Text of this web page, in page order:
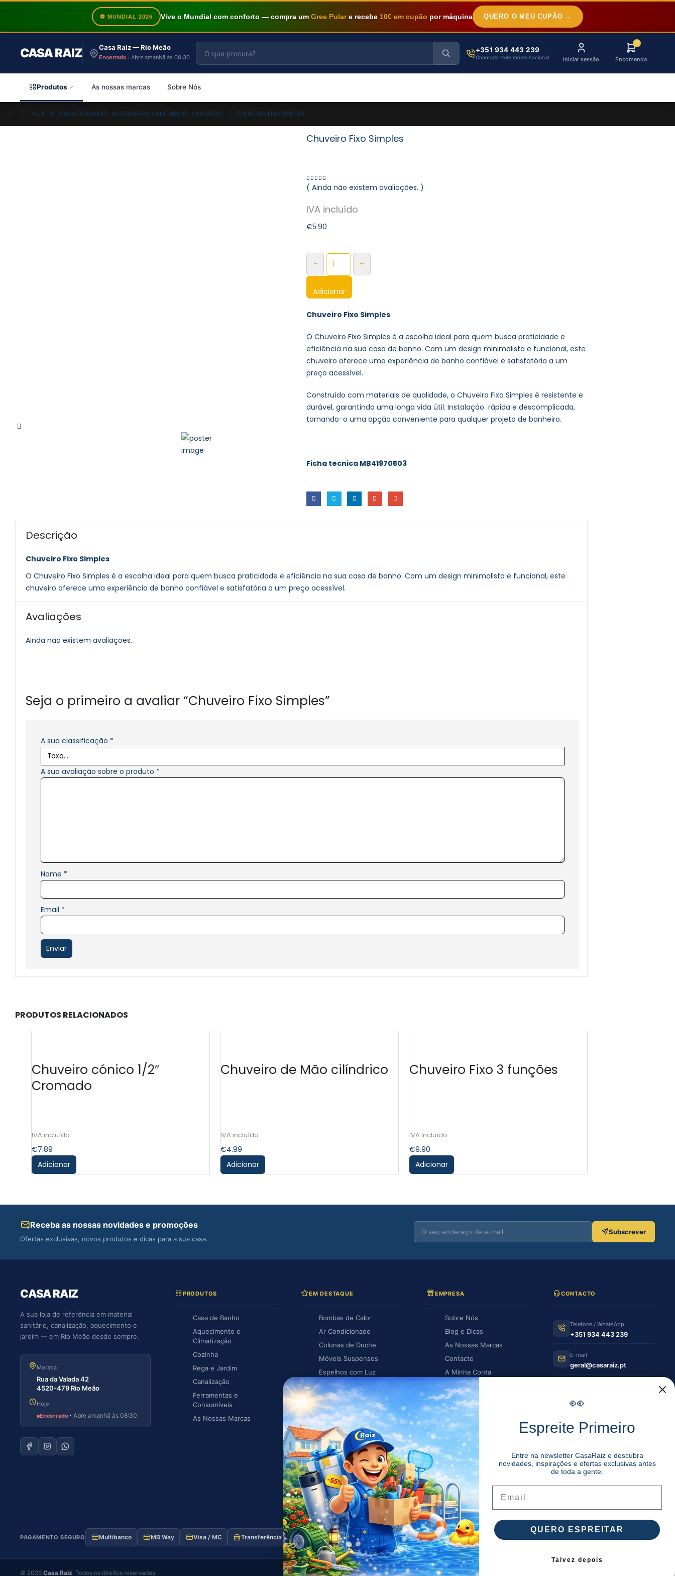
⚽ MUNDIAL 2026 Vive o Mundial com conforto — compra um Gree Pulare recebe 10€ em cupão por máquina QUERO O MEU CUPÃO →
CASA RAIZ Casa Raiz — Rio Meão
Encerrado · Abre amanhã às 08:30
+351 934 443 239
Chamada rede móvel nacional Iniciar sessão
0
Encomenda
Produtos As nossas marcas Sobre Nós
LOJA CASA DE BANHO, ACESSÓRIOS SANITÁRIOS, CHUVEIRO CHUVEIRO FIXO SIMPLES
Chuveiro Fixo Simples
0 out of 5
( Ainda não existem avaliações. )
€5.90
- +
Adicionar
Chuveiro Fixo Simples
O Chuveiro Fixo Simples é a escolha ideal para quem busca praticidade e
eficiência na sua casa de banho. Com um design minimalista e funcional, este
chuveiro oferece uma experiência de banho confiável e satisfatória a um
preço acessível.
Construído com materiais de qualidade, o Chuveiro Fixo Simples é resistente e
durável, garantindo uma longa vida útil. Instalação rápida e descomplicada,
tornando-o uma opção conveniente para qualquer projeto de banheiro.
Ficha tecnica MB41970503
Descrição
Chuveiro Fixo Simples
O Chuveiro Fixo Simples é a escolha ideal para quem busca praticidade e eficiência na sua casa de banho. Com um design minimalista e funcional, este
chuveiro oferece uma experiência de banho confiável e satisfatória a um preço acessível.
Avaliações
Ainda não existem avaliações.
Seja o primeiro a avaliar “Chuveiro Fixo Simples”
A sua classificação *
A sua avaliação sobre o produto *
Nome *
Email *
PRODUTOS RELACIONADOS
Chuveiro cónico 1/2″
Cromado
€7.89
Adicionar
Chuveiro de Mão cilíndrico
€4.99
Adicionar
Chuveiro Fixo 3 funções
€9.90
Adicionar
Receba as nossas novidades e promoções
Ofertas exclusivas, novos produtos e dicas para a sua casa.
Subscrever
CASA RAIZ
A sua loja de referência em material
sanitário, canalização, aquecimento e
jardim — em Rio Meão desde sempre.
Morada
Rua da Valada 42
4520-479 Rio Meão
Hoje
Encerrado · Abre amanhã às 08:30
PRODUTOS
Casa de Banho
Aquecimento e
Climatização
Cozinha
Rega e Jardim
Canalização
Ferramentas e
Consumíveis
As Nossas Marcas
EM DESTAQUE
Bombas de Calor
Ar Condicionado
Colunas de Duche
Móveis Suspensos
Espelhos com Luz
Piscina
Caldeiras
EMPRESA
Sobre Nós
Blog e Dicas
As Nossas Marcas
Contacto
A Minha Conta
As Minhas Encomendas
CONTACTO
Telefone / WhatsApp
+351 934 443 239
E-mail
geral@casaraiz.pt
Sexta
14:00–19:30
Sábado 08:30–12:30 | 14:00–17:00
Domingo Encerrado
PAGAMENTO SEGURO Multibanco MB Way Visa / MC Transferência Envio para Portugal
© 2026 Casa Raiz. Todos os direitos reservados.
👀
Espreite Primeiro
Entre na newsletter CasaRaiz e descubra
novidades, inspirações e ofertas exclusivas antes
de toda a gente.
QUERO ESPREITAR
Talvez depois